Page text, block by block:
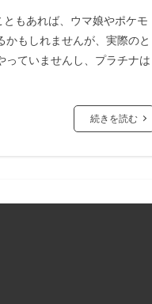
もあれば、ウマ娘やポケモ
もしれませんが、実際のと
っていませんし、プラチナは
続きを読む